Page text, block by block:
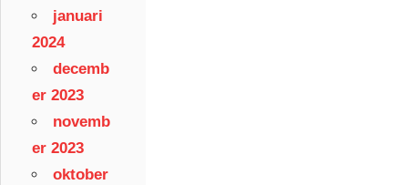
januari
2024
decemb
er 2023
novemb
er 2023
oktober